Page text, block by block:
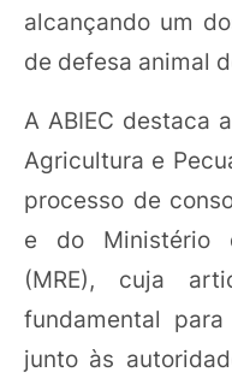
alcançando um
de defesa animal
A ABIEC destaca
Agricultura e
processo de
e do Ministério
(MRE), cuja
fundamental
junto às